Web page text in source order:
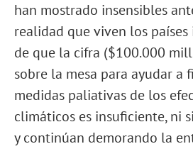
han mostrado insensibles
realidad que viven los países
de que la cifra ($100.000
sobre la mesa para ayudar a
medidas paliativas de los
climáticos es insuficiente, ni
y continúan demorando la